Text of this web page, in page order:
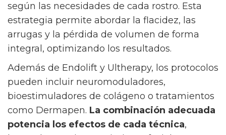
según las necesidades de cada rostro. Esta
estrategia permite abordar la flacidez, las
arrugas y la pérdida de volumen de forma
integral, optimizando los resultados.
Además de Endolift y Ultherapy, los protocolos
pueden incluir neuromoduladores,
bioestimuladores de colágeno o tratamientos
como Dermapen. La combinación adecuada
potencia los efectos de cada técnica,